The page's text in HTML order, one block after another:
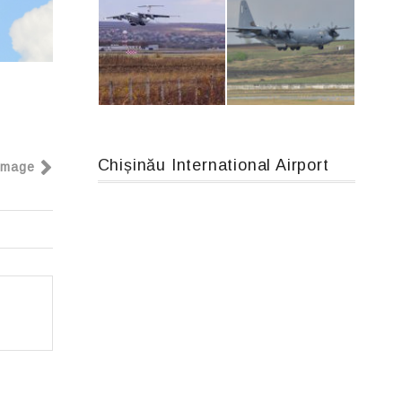
An124, RA-82013 An12, UR-CGV
Chișinău International Airport